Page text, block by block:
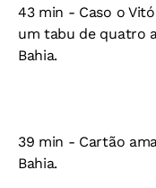
43 min - Caso o
um tabu de quatro
Bahia.
39 min - Cartão
Bahia.